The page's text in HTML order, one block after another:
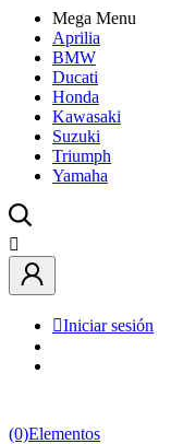
Mega Menu
Aprilia
BMW
Ducati
Honda
Kawasaki
Suzuki
Triumph
Yamaha

Iniciar sesión
(0)Elementos